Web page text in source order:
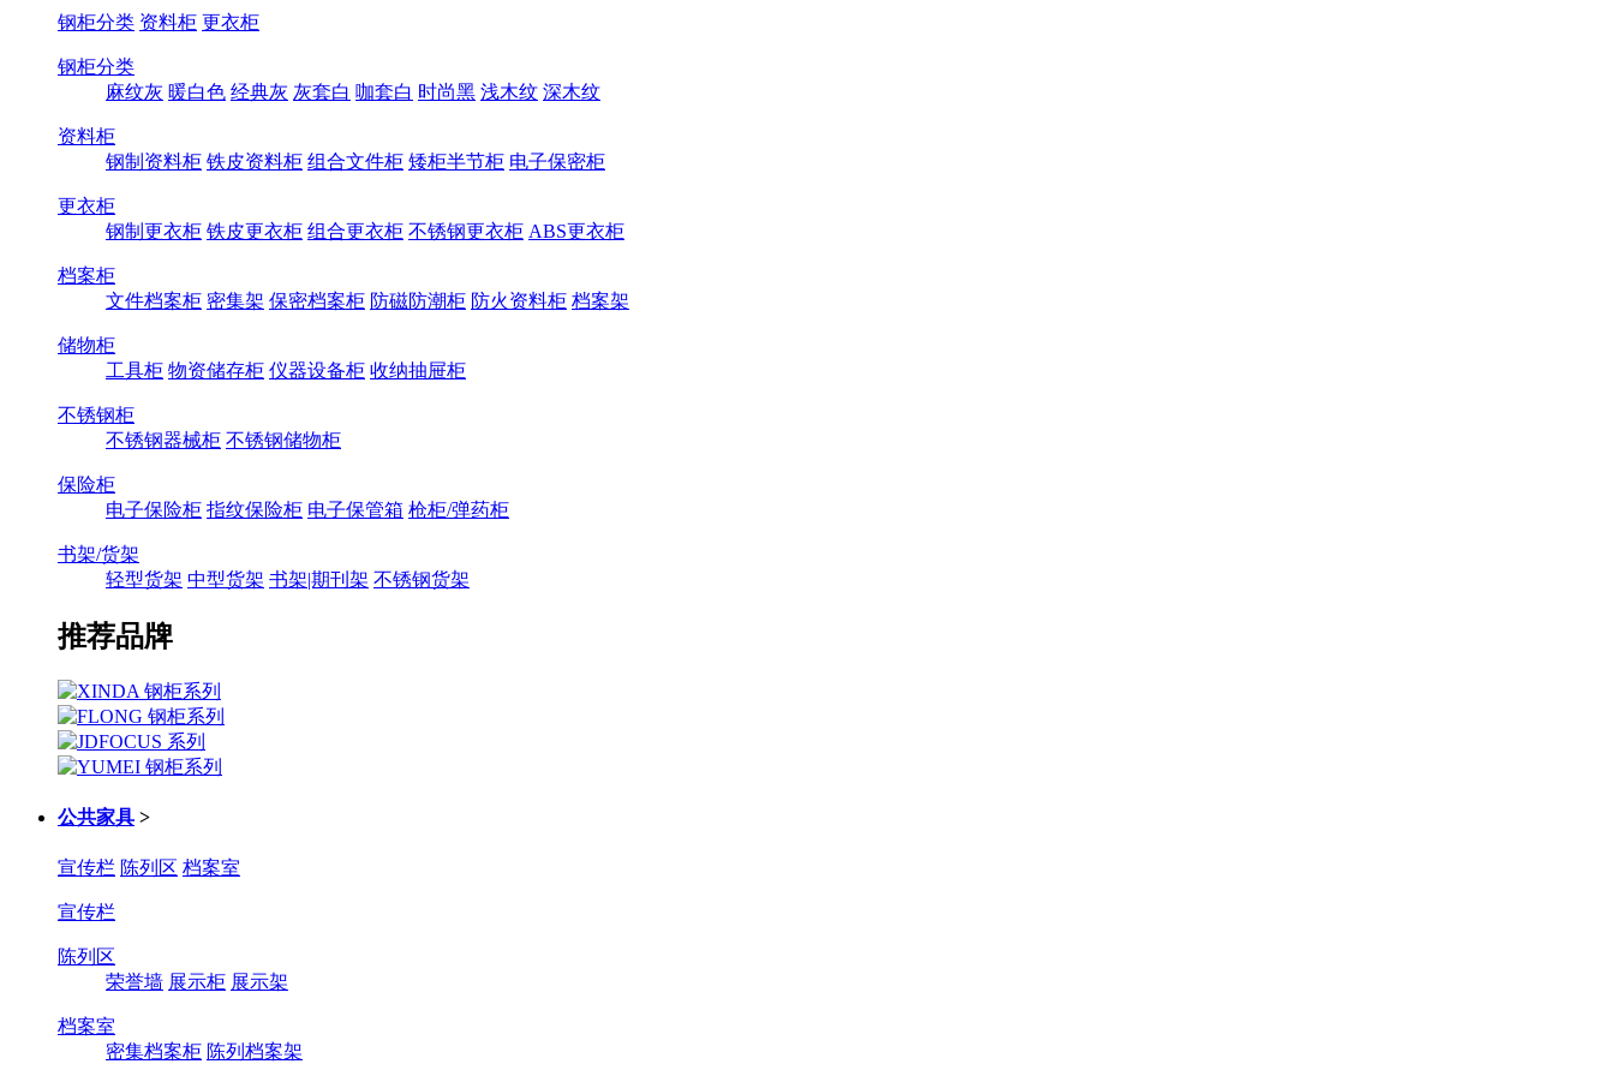
钢柜分类 资料柜 更衣柜
钢柜分类
麻纹灰 暖白色 经典灰 灰套白 咖套白 时尚黑 浅木纹 深木纹
资料柜
钢制资料柜 铁皮资料柜 组合文件柜 矮柜半节柜 电子保密柜
更衣柜
钢制更衣柜 铁皮更衣柜 组合更衣柜 不锈钢更衣柜 ABS更衣柜
档案柜
文件档案柜 密集架 保密档案柜 防磁防潮柜 防火资料柜 档案架
储物柜
工具柜 物资储存柜 仪器设备柜 收纳抽屉柜
不锈钢柜
不锈钢器械柜 不锈钢储物柜
保险柜
电子保险柜 指纹保险柜 电子保管箱 枪柜/弹药柜
书架/货架
轻型货架 中型货架 书架|期刊架 不锈钢货架
推荐品牌
公共家具 >
宣传栏 陈列区 档案室
宣传栏
陈列区
荣誉墙 展示柜 展示架
档案室
密集档案柜 陈列档案架